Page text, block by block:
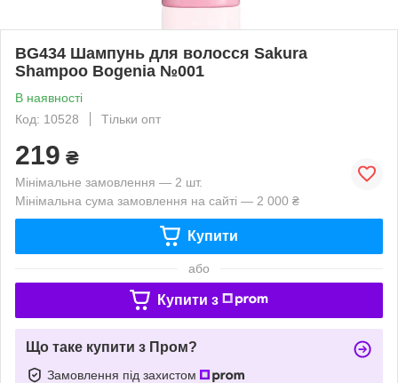
BG434 Шампунь для волосся Sakura
Shampoo Bogenia №001
В наявності
Код: 10528
Тільки опт
219 ₴
Мінімальне замовлення — 2 шт.
Мінімальна сума замовлення на сайті — 2 000 ₴
Купити
або
Купити з
Що таке купити з Пром?
Замовлення під захистом